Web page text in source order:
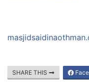
SHARE THIS